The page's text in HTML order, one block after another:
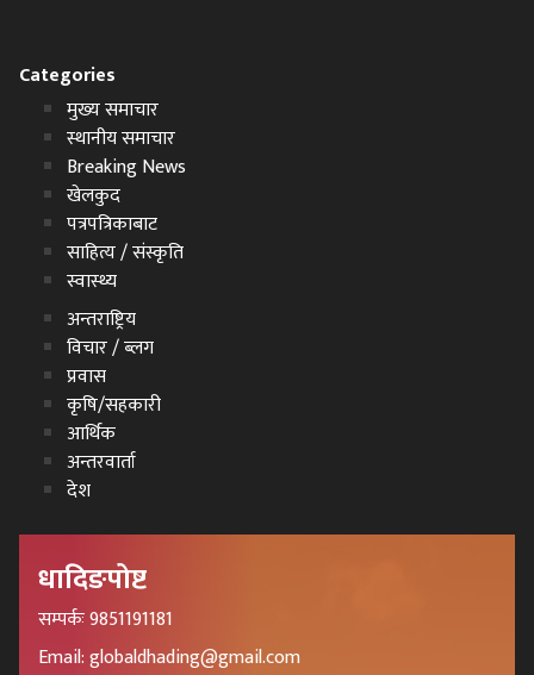
Categories
मुख्य समाचार
स्थानीय समाचार
Breaking News
खेलकुद
पत्रपत्रिकाबाट
साहित्य / संस्कृति
स्वास्थ्य
अन्तराष्ट्रिय
विचार / ब्लग
प्रवास
कृषि/सहकारी
आर्थिक
अन्तरवार्ता
देश
धादिङपोष्ट
सम्पर्कः 9851191181
Email: globaldhading@gmail.com